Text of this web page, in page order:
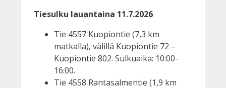
Tiesulku lauantaina 11.7.2026
Tie 4557 Kuopiontie (7,3 km
matkalla), välillä Kuopiontie 72 –
Kuopiontie 802. Sulkuaika: 10:00-
16:00.
Tie 4558 Rantasalmentie (1,9 km